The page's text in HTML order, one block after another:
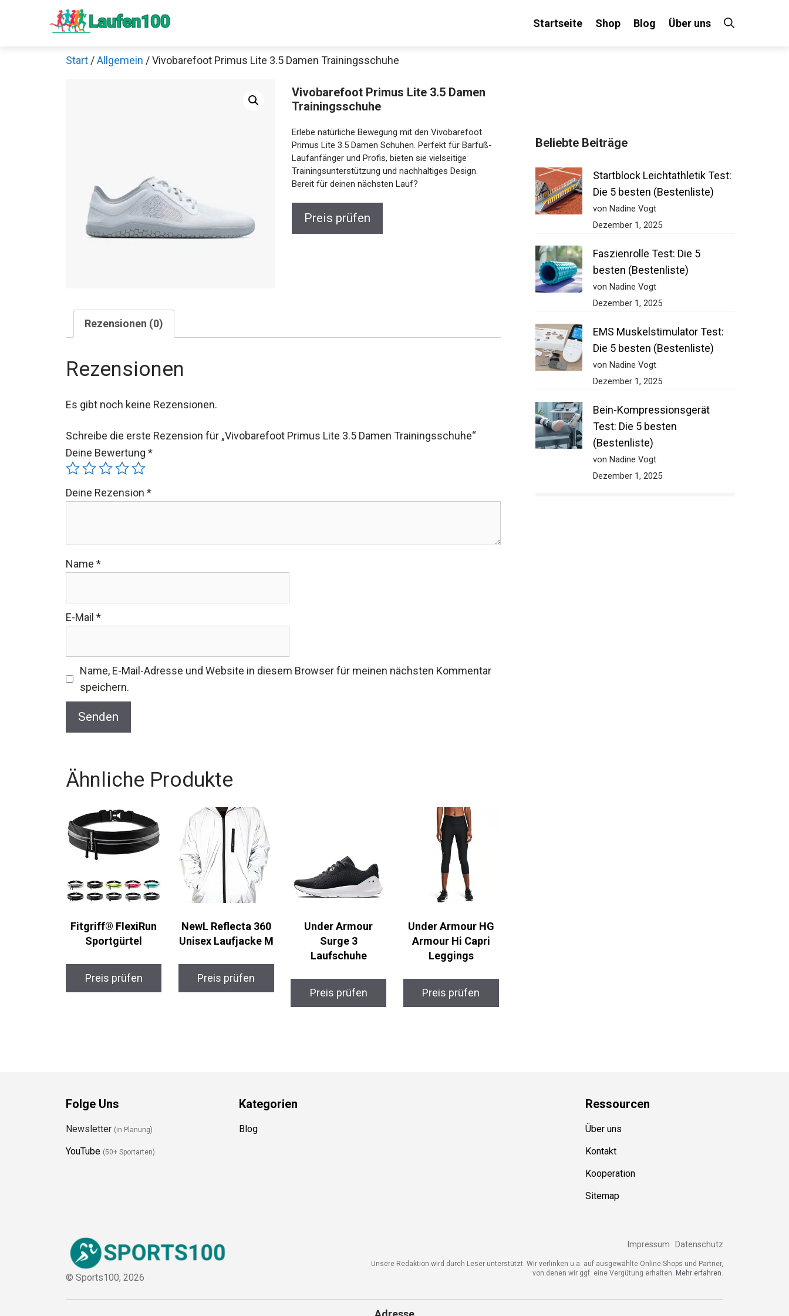
Startseite Shop Blog Über uns
Start /Allgemein / Vivobarefoot Primus Lite 3.5 Damen Trainingsschuhe
Vivobarefoot Primus Lite 3.5 Damen
Trainingsschuhe
Erlebe natürliche Bewegung mit den Vivobarefoot
Primus Lite 3.5 Damen Schuhen. Perfekt für Barfuß-
Laufanfänger und Profis, bieten sie vielseitige
Trainingsunterstützung und nachhaltiges Design.
Bereit für deinen nächsten Lauf?
Preis prüfen
Rezensionen (0)
Rezensionen
Es gibt noch keine Rezensionen.
Schreibe die erste Rezension für „Vivobarefoot Primus Lite 3.5 Damen Trainingsschuhe“
Deine Bewertung *
Deine Rezension *
Name *
E-Mail *
Name, E-Mail-Adresse und Website in diesem Browser für meinen nächsten Kommentar
speichern.
Ähnliche Produkte
Fitgriff® FlexiRun
Sportgürtel
Preis prüfen
NewL Reflecta 360
Unisex Laufjacke M
Preis prüfen
Under Armour
Surge 3
Laufschuhe
Preis prüfen
Under Armour HG
Armour Hi Capri
Leggings
Preis prüfen
Beliebte Beiträge
Startblock Leichtathletik Test:
Die 5 besten (Bestenliste)
von Nadine Vogt
Dezember 1, 2025
Faszienrolle Test: Die 5
besten (Bestenliste)
von Nadine Vogt
Dezember 1, 2025
EMS Muskelstimulator Test:
Die 5 besten (Bestenliste)
von Nadine Vogt
Dezember 1, 2025
Bein-Kompressionsgerät
Test: Die 5 besten
(Bestenliste)
von Nadine Vogt
Dezember 1, 2025
Folge Uns
Newsletter (in Planung)
YouTube (50+ Sportarten)
Kategorien
Blog
Ressourcen
Über uns
Kontakt
Kooperation
Sitemap
© Sports100, 2026
Impressum Datenschutz
Unsere Redaktion wird durch Leser unterstützt. Wir verlinken u.a. auf ausgewählte Online-Shops und Partner,
von denen wir ggf. eine Vergütung erhalten. Mehr erfahren.